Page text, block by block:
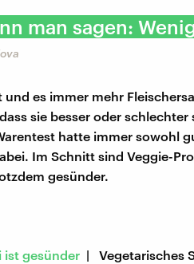
man sagen:
und es immer mehr
sie besser oder
hatte immer sowohl
Im Schnitt sind Veggie-
gesünder.
ist gesünder | Vegetarisches